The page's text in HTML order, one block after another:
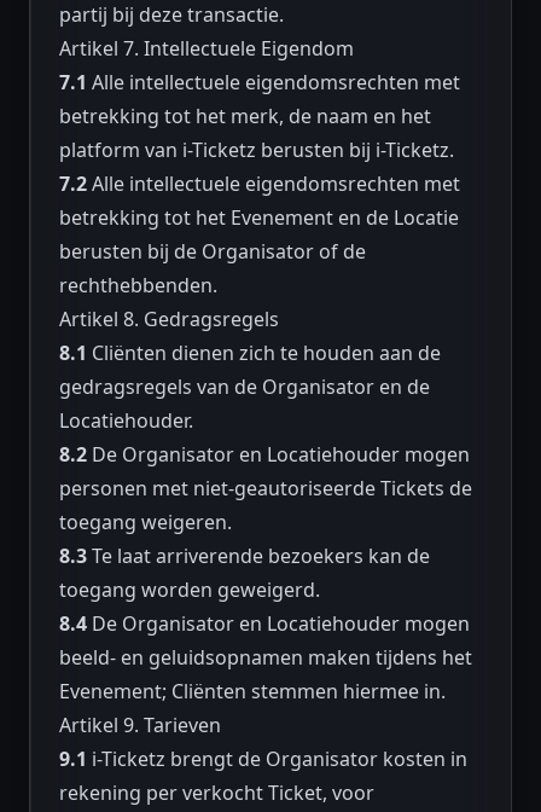
partij bij deze transactie.
Artikel 7. Intellectuele Eigendom
7.1 Alle intellectuele eigendomsrechten met
betrekking tot het merk, de naam en het
platform van i-Ticketz berusten bij i-Ticketz.
7.2Alle intellectuele eigendomsrechten met
betrekking tot het Evenement en de Locatie
berusten bij de Organisator of de
rechthebbenden.
Artikel 8. Gedragsregels
8.1 Cliënten dienen zich te houden aan de
gedragsregels van de Organisator en de
Locatiehouder.
8.2 De Organisator en Locatiehouder mogen
personen met niet-geautoriseerde Tickets de
toegang weigeren.
8.3Te laat arriverende bezoekers kan de
toegang worden geweigerd.
8.4 De Organisator en Locatiehouder mogen
beeld- en geluidsopnamen maken tijdens het
Evenement; Cliënten stemmen hiermee in.
Artikel 9. Tarieven
9.1 i-Ticketz brengt de Organisator kosten in
rekening per verkocht Ticket, voor